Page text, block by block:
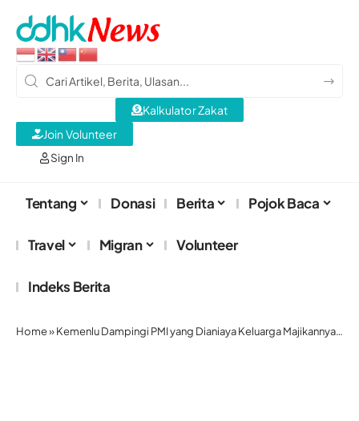
Sign In
Kalkulator Zakat
Join Volunteer
Tentang Donasi Berita Pojok Baca
Travel Migran Volunteer
Indeks Berita
Home»Kemenlu Dampingi PMI yang Dianiaya Keluarga Majikannya di Malaysia